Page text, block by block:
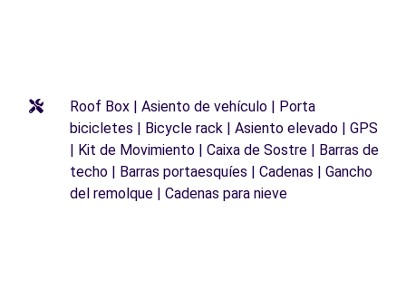
Roof Box | Asiento de vehículo | Porta
bicicletes | Bicycle rack | Asiento elevado | GPS
| Kit de Movimiento | Caixa de Sostre | Barras de
techo | Barras portaesquíes | Cadenas | Gancho
del remolque | Cadenas para nieve